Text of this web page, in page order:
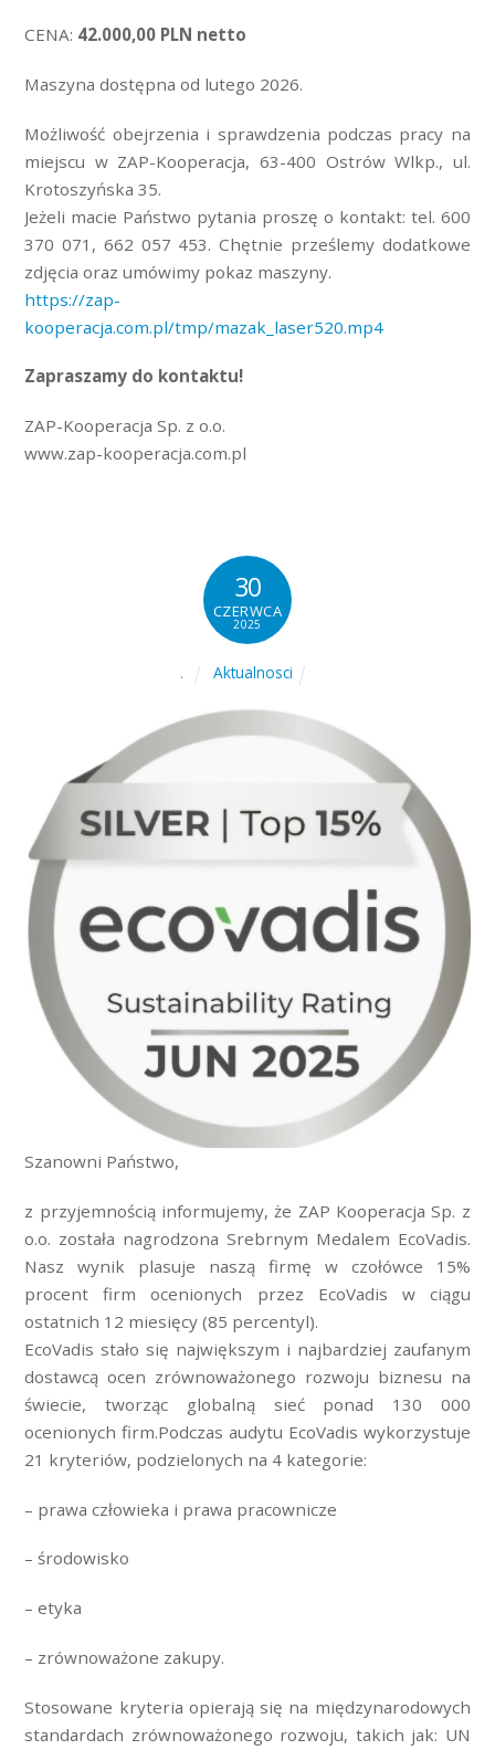
CENA: 42.000,00 PLN netto
Maszyna dostępna od lutego 2026.
Możliwość obejrzenia i sprawdzenia podczas pracy na
miejscu w ZAP-Kooperacja, 63-400 Ostrów Wlkp., ul.
Krotoszyńska 35.
Jeżeli macie Państwo pytania proszę o kontakt: tel. 600
370 071, 662 057 453. Chętnie prześlemy dodatkowe
zdjęcia oraz umówimy pokaz maszyny.
https://zap-
kooperacja.com.pl/tmp/mazak_laser520.mp4
Zapraszamy do kontaktu!
ZAP-Kooperacja Sp. z o.o.
www.zap-kooperacja.com.pl
30
CZERWCA
2025
. Aktualnosci
Szanowni Państwo,
z przyjemnością informujemy, że ZAP Kooperacja Sp. z
o.o. została nagrodzona Srebrnym Medalem EcoVadis.
Nasz wynik plasuje naszą firmę w czołówce 15%
procent firm ocenionych przez EcoVadis w ciągu
ostatnich 12 miesięcy (85 percentyl).
EcoVadis stało się największym i najbardziej zaufanym
dostawcą ocen zrównoważonego rozwoju biznesu na
świecie, tworząc globalną sieć ponad 130 000
ocenionych firm.Podczas audytu EcoVadis wykorzystuje
21 kryteriów, podzielonych na 4 kategorie:
– prawa człowieka i prawa pracownicze
– środowisko
– etyka
– zrównoważone zakupy.
Stosowane kryteria opierają się na międzynarodowych
standardach zrównoważonego rozwoju, takich jak: UN